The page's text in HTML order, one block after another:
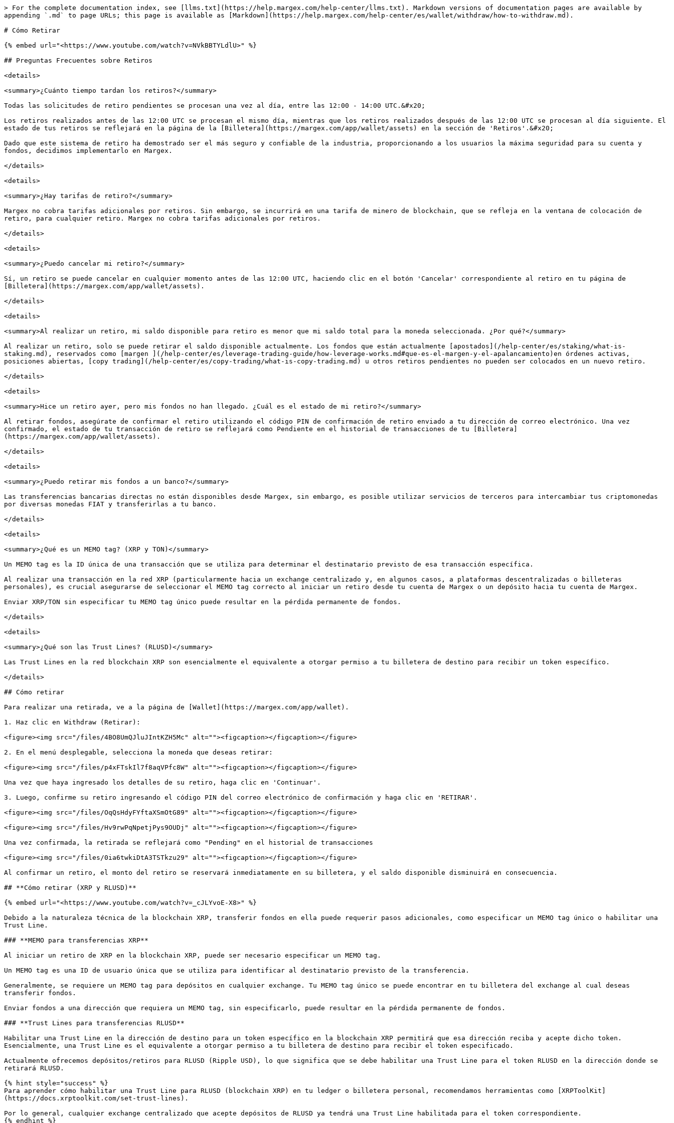
> For the complete documentation index, see [llms.txt](https://help.margex.com/help-center/llms.txt). Markdown versions of documentation pages are available by
appending `.md` to page URLs; this page is available as [Markdown](https://help.margex.com/help-center/es/wallet/withdraw/how-to-withdraw.md).
# Cómo Retirar
{% embed url="<https://www.youtube.com/watch?v=NVkBBTYLdlU>" %}
## Preguntas Frecuentes sobre Retiros
<details>
<summary>¿Cuánto tiempo tardan los retiros?</summary>
Todas las solicitudes de retiro pendientes se procesan una vez al día, entre las 12:00 - 14:00 UTC.&#x20;
Los retiros realizados antes de las 12:00 UTC se procesan el mismo día, mientras que los retiros realizados después de las 12:00 UTC se procesan al día siguiente. El
estado de tus retiros se reflejará en la página de la [Billetera](https://margex.com/app/wallet/assets) en la sección de 'Retiros'.&#x20;
Dado que este sistema de retiro ha demostrado ser el más seguro y confiable de la industria, proporcionando a los usuarios la máxima seguridad para su cuenta y
fondos, decidimos implementarlo en Margex.
</details>
<details>
<summary>¿Hay tarifas de retiro?</summary>
Margex no cobra tarifas adicionales por retiros. Sin embargo, se incurrirá en una tarifa de minero de blockchain, que se refleja en la ventana de colocación de
retiro, para cualquier retiro. Margex no cobra tarifas adicionales por retiros.
</details>
<details>
<summary>¿Puedo cancelar mi retiro?</summary>
Sí, un retiro se puede cancelar en cualquier momento antes de las 12:00 UTC, haciendo clic en el botón 'Cancelar' correspondiente al retiro en tu página de
[Billetera](https://margex.com/app/wallet/assets).
</details>
<details>
<summary>Al realizar un retiro, mi saldo disponible para retiro es menor que mi saldo total para la moneda seleccionada. ¿Por qué?</summary>
Al realizar un retiro, solo se puede retirar el saldo disponible actualmente. Los fondos que están actualmente [apostados](/help-center/es/staking/what-is-
staking.md), reservados como [margen ](/help-center/es/leverage-trading-guide/how-leverage-works.md#que-es-el-margen-y-el-apalancamiento)en órdenes activas,
posiciones abiertas, [copy trading](/help-center/es/copy-trading/what-is-copy-trading.md) u otros retiros pendientes no pueden ser colocados en un nuevo retiro.
</details>
<details>
<summary>Hice un retiro ayer, pero mis fondos no han llegado. ¿Cuál es el estado de mi retiro?</summary>
Al retirar fondos, asegúrate de confirmar el retiro utilizando el código PIN de confirmación de retiro enviado a tu dirección de correo electrónico. Una vez
confirmado, el estado de tu transacción de retiro se reflejará como Pendiente en el historial de transacciones de tu [Billetera]
(https://margex.com/app/wallet/assets).
</details>
<details>
<summary>¿Puedo retirar mis fondos a un banco?</summary>
Las transferencias bancarias directas no están disponibles desde Margex, sin embargo, es posible utilizar servicios de terceros para intercambiar tus criptomonedas
por diversas monedas FIAT y transferirlas a tu banco.
</details>
<details>
<summary>¿Qué es un MEMO tag? (XRP y TON)</summary>
Un MEMO tag es la ID única de una transacción que se utiliza para determinar el destinatario previsto de esa transacción específica.
Al realizar una transacción en la red XRP (particularmente hacia un exchange centralizado y, en algunos casos, a plataformas descentralizadas o billeteras
personales), es crucial asegurarse de seleccionar el MEMO tag correcto al iniciar un retiro desde tu cuenta de Margex o un depósito hacia tu cuenta de Margex.
Enviar XRP/TON sin especificar tu MEMO tag único puede resultar en la pérdida permanente de fondos.
</details>
<details>
<summary>¿Qué son las Trust Lines? (RLUSD)</summary>
Las Trust Lines en la red blockchain XRP son esencialmente el equivalente a otorgar permiso a tu billetera de destino para recibir un token específico.
</details>
## Cómo retirar
Para realizar una retirada, ve a la página de [Wallet](https://margex.com/app/wallet).
1. Haz clic en Withdraw (Retirar):
<figure><img src="/files/4BO8UmQJluJIntKZH5Mc" alt=""><figcaption></figcaption></figure>
2. En el menú desplegable, selecciona la moneda que deseas retirar:
<figure><img src="/files/p4xFTskIl7f8aqVPfc8W" alt=""><figcaption></figcaption></figure>
Una vez que haya ingresado los detalles de su retiro, haga clic en 'Continuar'.
3. Luego, confirme su retiro ingresando el código PIN del correo electrónico de confirmación y haga clic en 'RETIRAR'.
<figure><img src="/files/OqQsHdyFYftaXSmOtG89" alt=""><figcaption></figcaption></figure>
<figure><img src="/files/Hv9rwPqNpetjPys9OUDj" alt=""><figcaption></figcaption></figure>
Una vez confirmada, la retirada se reflejará como "Pending" en el historial de transacciones
<figure><img src="/files/0ia6twkiDtA3TSTkzu29" alt=""><figcaption></figcaption></figure>
Al confirmar un retiro, el monto del retiro se reservará inmediatamente en su billetera, y el saldo disponible disminuirá en consecuencia.
## **Cómo retirar (XRP y RLUSD)**
{% embed url="<https://www.youtube.com/watch?v=_cJLYvoE-X8>" %}
Debido a la naturaleza técnica de la blockchain XRP, transferir fondos en ella puede requerir pasos adicionales, como especificar un MEMO tag único o habilitar una
Trust Line.
### **MEMO para transferencias XRP**
Al iniciar un retiro de XRP en la blockchain XRP, puede ser necesario especificar un MEMO tag.
Un MEMO tag es una ID de usuario única que se utiliza para identificar al destinatario previsto de la transferencia.
Generalmente, se requiere un MEMO tag para depósitos en cualquier exchange. Tu MEMO tag único se puede encontrar en tu billetera del exchange al cual deseas
transferir fondos.
Enviar fondos a una dirección que requiera un MEMO tag, sin especificarlo, puede resultar en la pérdida permanente de fondos.
### **Trust Lines para transferencias RLUSD**
Habilitar una Trust Line en la dirección de destino para un token específico en la blockchain XRP permitirá que esa dirección reciba y acepte dicho token.
Esencialmente, una Trust Line es el equivalente a otorgar permiso a tu billetera de destino para recibir el token especificado.
Actualmente ofrecemos depósitos/retiros para RLUSD (Ripple USD), lo que significa que se debe habilitar una Trust Line para el token RLUSD en la dirección donde se
retirará RLUSD.
{% hint style="success" %}
Para aprender cómo habilitar una Trust Line para RLUSD (blockchain XRP) en tu ledger o billetera personal, recomendamos herramientas como [XRPToolKit]
(https://docs.xrptoolkit.com/set-trust-lines).
Por lo general, cualquier exchange centralizado que acepte depósitos de RLUSD ya tendrá una Trust Line habilitada para el token correspondiente.
{% endhint %}